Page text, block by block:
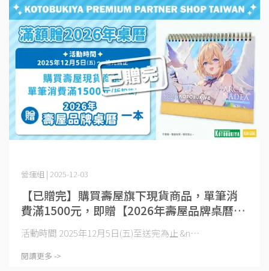
【已贈完】購買壽屋旗下現貨商品，單筆消
費滿1500元，即贈【2026年壽屋品牌桌曆】
一本
營運組 | 2025-12-03
活動時間 2025年12月5日(五)至送完為止 &n⋯
閱讀更多 ->